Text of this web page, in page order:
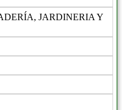
JARDINERIA Y